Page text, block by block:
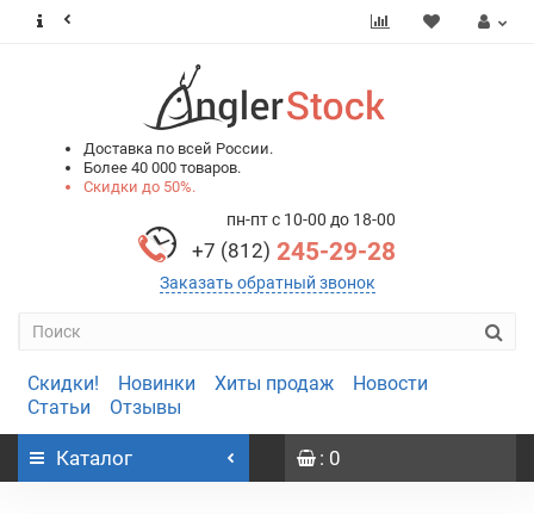
Доставка по всей России.
Более 40 000 товаров.
Скидки до 50%.
пн-пт с 10-00 до 18-00
+7 (812) 245-29-28
Заказать обратный звонок
Скидки! Новинки Хиты продаж
Новости
Статьи
Отзывы
Каталог : 0